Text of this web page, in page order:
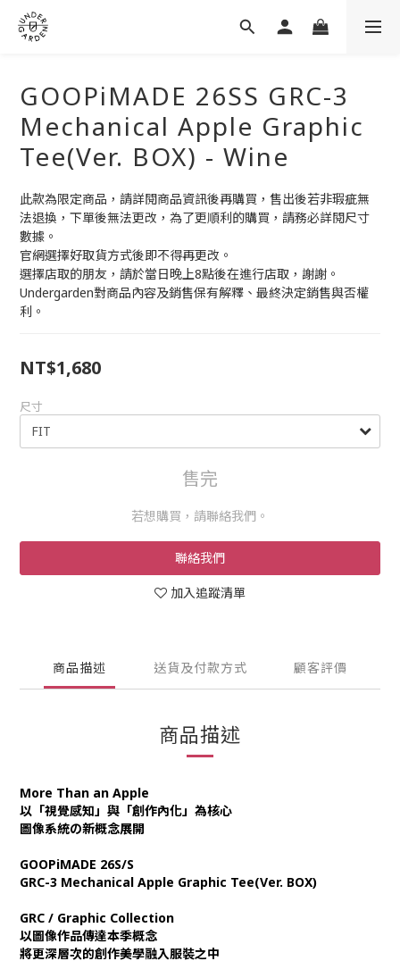
GOOPiMADE 26SS GRC-3
Mechanical Apple Graphic
Tee(Ver. BOX) - Wine
此款為限定商品，請詳閱商品資訊後再購買，售出後若非瑕疵無
法退換，下單後無法更改，為了更順利的購買，請務必詳閱尺寸
數據。
官網選擇好取貨方式後即不得再更改。
選擇店取的朋友，請於當日晚上8點後在進行店取，謝謝。
Undergarden對商品內容及銷售保有解釋、最終決定銷售與否權
利。
NT$1,680
尺寸
售完
若想購買，請聯絡我們。
聯絡我們
加入追蹤清單
商品描述 送貨及付款方式 顧客評價
商品描述
More Than an Apple
以「視覺感知」與「創作內化」為核心
圖像系統の新概念展開
GOOPiMADE 26S/S
GRC-3 Mechanical Apple Graphic Tee(Ver. BOX)
GRC / Graphic Collection
以圖像作品傳達本季概念
將更深層次的創作美學融入服裝之中